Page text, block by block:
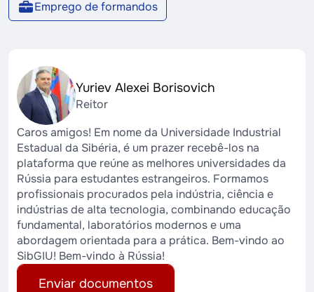
Emprego de formandos
Yuriev Alexei Borisovich
Reitor
Caros amigos! Em nome da Universidade Industrial
Estadual da Sibéria, é um prazer recebê-los na
plataforma que reúne as melhores universidades da
Rússia para estudantes estrangeiros. Formamos
profissionais procurados pela indústria, ciência e
indústrias de alta tecnologia, combinando educação
fundamental, laboratórios modernos e uma
abordagem orientada para a prática. Bem-vindo ao
SibGIU! Bem-vindo à Rússia!
Enviar documentos